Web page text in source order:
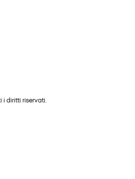
diritti riservati.